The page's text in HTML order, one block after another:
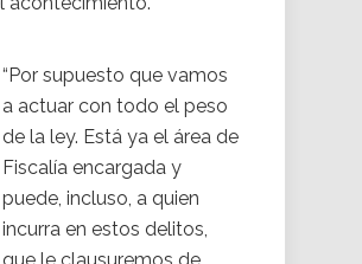
“Por supuesto que vamos
a actuar con todo el peso
de la ley. Está ya el área de
Fiscalía encargada y
puede, incluso, a quien
incurra en estos delitos,